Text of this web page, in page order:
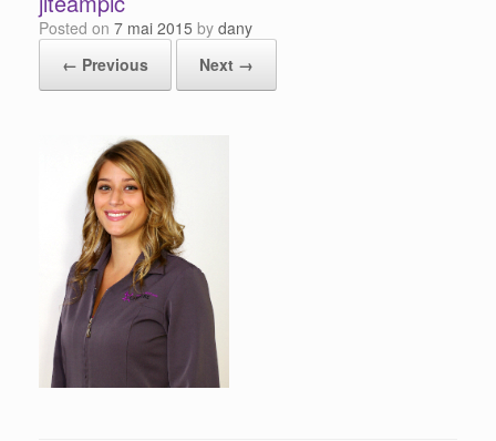
Posted on 7 mai 2015 by dany
← Previous
Next →